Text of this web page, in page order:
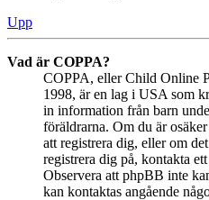
Upp
Vad är COPPA?
COPPA, eller Child Online
1998, är en lag i USA som
in information från barn
föräldrarna. Om du är
att registrera dig, eller om
registrera dig på, kontakta
Observera att phpBB inte
kan kontaktas angående